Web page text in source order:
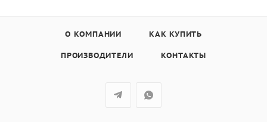
Ночной режимО КОМПАНИИ КАК КУПИТЬ
ПРОИЗВОДИТЕЛИ КОНТАКТЫ